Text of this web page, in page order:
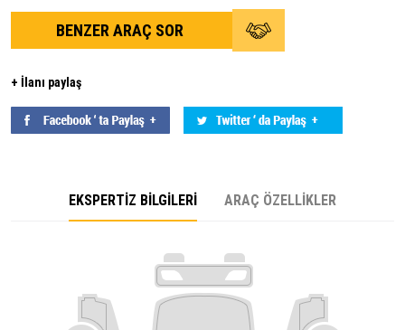
BENZER ARAÇ SOR
+ İlanı paylaş
EKSPERTİZ BİLGİLERİ ARAÇ ÖZELLİKLER